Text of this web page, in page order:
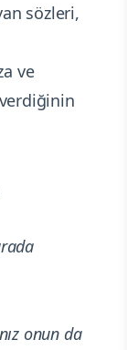
sözleri,
ve
onun da